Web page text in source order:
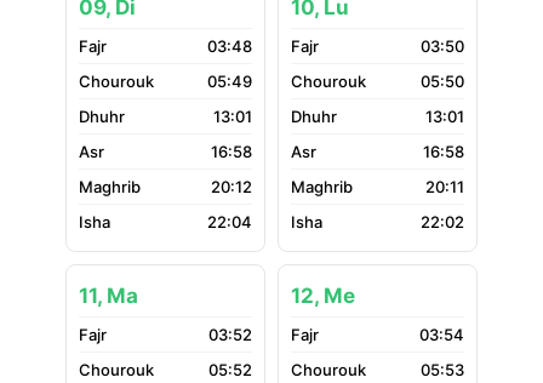
09, Di
03:48
05:49
13:01
16:58
20:12
22:04
10, Lu
03:50
05:50
13:01
16:58
20:11
22:02
11, Ma
03:52
05:52
12, Me
03:54
05:53